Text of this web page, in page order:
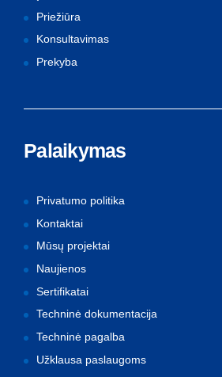
Priežiūra
Konsultavimas
Prekyba
Palaikymas
Privatumo politika
Kontaktai
Mūsų projektai
Naujienos
Sertifikatai
Techninė dokumentacija
Techninė pagalba
Užklausa paslaugoms